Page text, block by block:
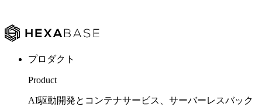
プロダクト
Product
AI駆動開発とコンテナサービス、サーバーレスバック